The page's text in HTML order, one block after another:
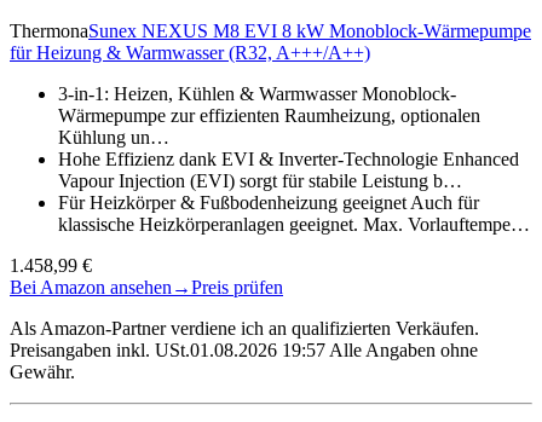
ThermonaSunex NEXUS M8 EVI 8 kW Monoblock-Wärmepumpe
für Heizung & Warmwasser (R32, A+++/A++)
3-in-1: Heizen, Kühlen & Warmwasser Monoblock-
Wärmepumpe zur effizienten Raumheizung, optionalen
Kühlung un…
Hohe Effizienz dank EVI & Inverter-Technologie Enhanced
Vapour Injection (EVI) sorgt für stabile Leistung b…
Für Heizkörper & Fußbodenheizung geeignet Auch für
klassische Heizkörperanlagen geeignet. Max. Vorlauftempe…
1.458,99 €
Bei Amazon ansehen →Preis prüfen
Als Amazon-Partner verdiene ich an qualifizierten Verkäufen.
Preisangaben inkl. USt.01.08.2026 19:57 Alle Angaben ohne
Gewähr.